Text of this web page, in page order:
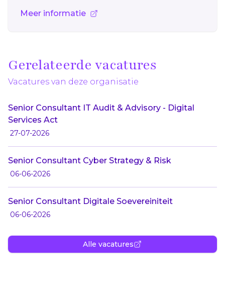
Meer informatie
Gerelateerde vacatures
Vacatures van deze organisatie
Senior Consultant IT Audit & Advisory - Digital
Services Act
27-07-2026
Senior Consultant Cyber Strategy & Risk
06-06-2026
Senior Consultant Digitale Soevereiniteit
06-06-2026
Alle vacatures